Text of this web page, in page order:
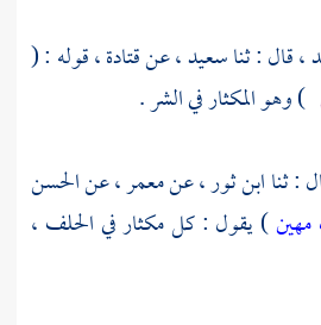
،قال : ثناسعيد ،عنقتادة ،قوله : (
) وهو المكثار في الشر .
: ثناابن ثور ،عنمعمر ،عنالحسن
) يقول : كل مكثار في الحلف ،